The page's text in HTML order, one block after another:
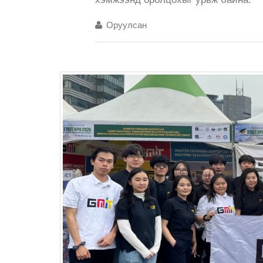
Оруулсан